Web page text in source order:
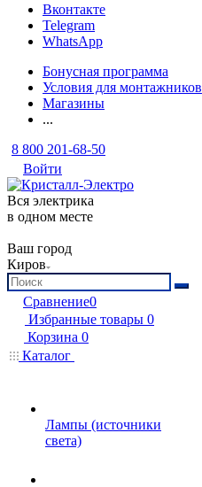
Вконтакте
Telegram
WhatsApp
Бонусная программа
Условия для монтажников
Магазины
...
8 800 201-68-50
Войти
Вся электрика
в одном месте
Ваш город
Киров
Сравнение0
Избранные товары 0
Корзина 0
Каталог
Лампы (источники
света)